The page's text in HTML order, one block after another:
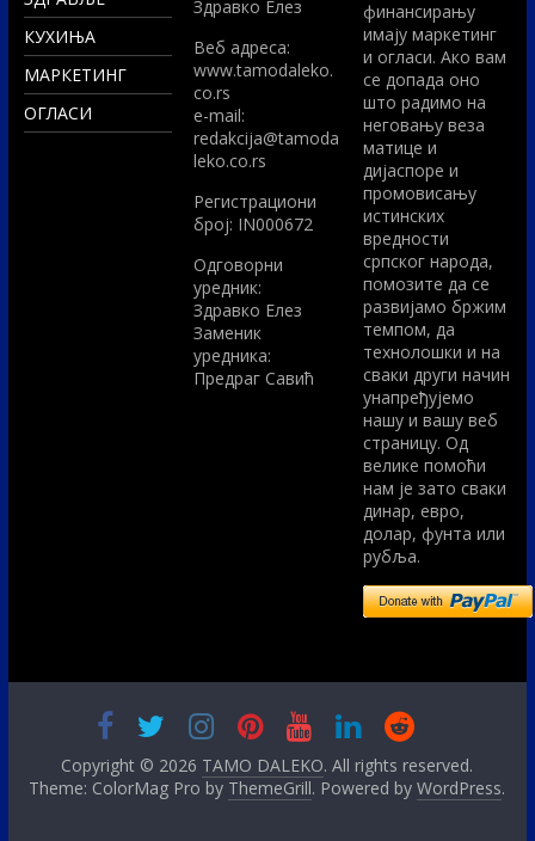
КУХИЊА
МАРКЕТИНГ
ОГЛАСИ
Здравко Елез
Вeб адреса:
www.tamodaleko.
co.rs
e-mail:
redakcija@tamoda
leko.co.rs
Регистрациони
број: IN000672
Одговорни
уредник:
Здравко Елез
Заменик
уредника:
Предраг Савић
финансирању
имају маркетинг
и огласи. Ако вам
се допада оно
што радимо на
неговању веза
матице и
дијаспоре и
промовисању
истинских
вредности
српског народа,
помозите да се
развијамо бржим
темпом, да
технолошки и на
сваки други начин
унапређујемо
нашу и вашу веб
страницу. Од
велике помоћи
нам је зато сваки
динар, евро,
долар, фунта или
рубља.
Copyright © 2026 TAMO DALEKO. All rights reserved.
Theme: ColorMag Pro by ThemeGrill. Powered byWordPress.